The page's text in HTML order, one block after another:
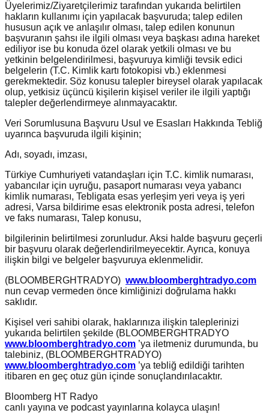
Üyelerimiz/Ziyaretçilerimiz tarafından yukarıda belirtilen
hakların kullanımı için yapılacak başvuruda; talep edilen
hususun açık ve anlaşılır olması, talep edilen konunun
başvuranın şahsı ile ilgili olması veya başkası adına hareket
ediliyor ise bu konuda özel olarak yetkili olması ve bu
yetkinin belgelendirilmesi, başvuruya kimliği tevsik edici
belgelerin (T.C. Kimlik kartı fotokopisi vb.) eklenmesi
gerekmektedir. Söz konusu talepler bireysel olarak yapılacak
olup, yetkisiz üçüncü kişilerin kişisel veriler ile ilgili yaptığı
talepler değerlendirmeye alınmayacaktır.
Veri Sorumlusuna Başvuru Usul ve Esasları Hakkında Tebliğ
uyarınca başvuruda ilgili kişinin;
Adı, soyadı, imzası,
Türkiye Cumhuriyeti vatandaşları için T.C. kimlik numarası,
yabancılar için uyruğu, pasaport numarası veya yabancı
kimlik numarası, Tebligata esas yerleşim yeri veya iş yeri
adresi, Varsa bildirime esas elektronik posta adresi, telefon
ve faks numarası, Talep konusu,
bilgilerinin belirtilmesi zorunludur. Aksi halde başvuru geçerli
bir başvuru olarak değerlendirilmeyecektir. Ayrıca, konuya
ilişkin bilgi ve belgeler başvuruya eklenmelidir.
(BLOOMBERGHTRADYO) www.bloomberghtradyo.com
nun cevap vermeden önce kimliğinizi doğrulama hakkı
saklıdır.
Kişisel veri sahibi olarak, haklarınıza ilişkin taleplerinizi
yukarıda belirtilen şekilde (BLOOMBERGHTRADYO
www.bloomberghtradyo.com ’ya iletmeniz durumunda, bu
talebiniz, (BLOOMBERGHTRADYO)
www.bloomberghtradyo.com ’ya tebliğ edildiği tarihten
itibaren en geç otuz gün içinde sonuçlandırılacaktır.
Bloomberg HT Radyo
canlı yayına ve podcast yayınlarına kolayca ulaşın!